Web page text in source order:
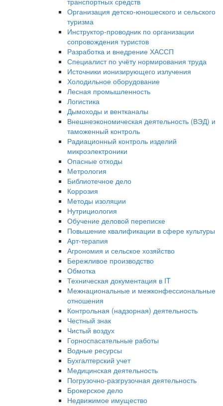
Организация детско-юношеского и сельского
туризма
Инструктор-проводник по организации
сопровождения туристов
Разработка и внедрение ХАССП
Специалист по учёту нормирования труда
Источники ионизирующего излучения
Холодильное оборудование
Лесная промышленность
Логистика
Дымоходы и вентканалы
Внешнеэкономическая деятельность (ВЭД) и
таможенный контроль
Радиационный контроль изделий
микроэлектроники
Опасные отходы
Метрология
Библиотечное дело
Коррозия
Методы изоляции
Нутрициология
Обучение деловой переписке
Повышение квалификации в сфере культуры
Арт-терапия
Агрономия и сельское хозяйство
Бережливое производство
Обмотка
Техническая документация в IT
Межнациональные и межконфессиональные
отношения
Контрольная (надзорная) деятельность
Честный знак
Чистый воздух
Горноспасательные работы
Водные ресурсы
Бухгалтерский учет
Медицинская деятельность
Погрузочно-разгрузочная деятельность
Брокерское дело
Недвижимое имущество